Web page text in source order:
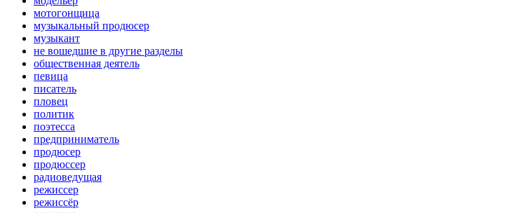
мотогонщица
музыкальный продюсер
музыкант
не вошедшие в другие разделы
общественная деятель
певица
писатель
пловец
политик
поэтесса
предприниматель
продюсер
продюссер
радиоведущая
режиссер
режиссёр